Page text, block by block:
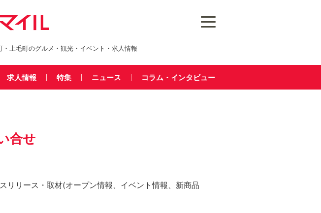
上毛町のグルメ・観光・イベント・求人情報
求人情報 特集 ニュース コラム・インタビュー
合せ
リリース・取材(オープン情報、イベント情報、新商品